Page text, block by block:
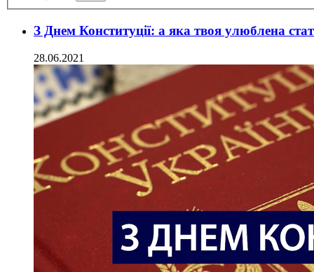
З Днем Конституції: а яка твоя улюблена
28.06.2021